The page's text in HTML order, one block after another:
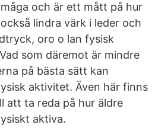
och är ett mått på hur
lindra värk i leder och
oro o lan fysisk
som däremot är mindre
på bästa sätt kan
aktivitet. Även här finns
att ta reda på hur äldre
aktiva.